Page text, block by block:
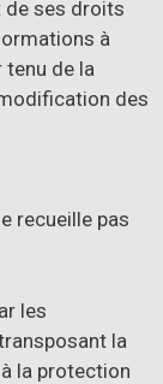
de ses droits
à
de la
des
recueille pas
les
la
la protection